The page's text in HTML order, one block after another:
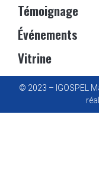
Témoignage
Événements
Vitrine
© 2023 – IGOSPEL